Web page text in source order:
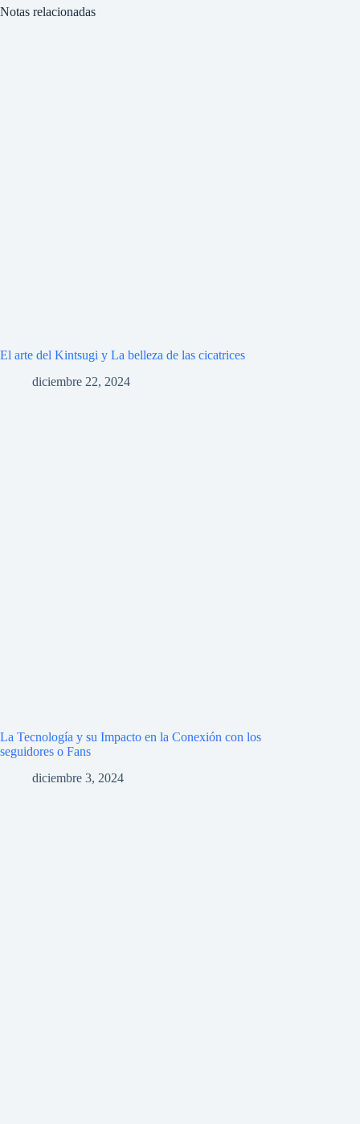
Notas relacionadas
El arte del Kintsugi y La belleza de las cicatrices
diciembre 22, 2024
La Tecnología y su Impacto en la Conexión con los
seguidores o Fans
diciembre 3, 2024